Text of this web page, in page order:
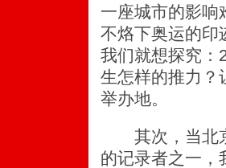
一座城市的影响
不烙下奥运的印
我们就想探究：
生怎样的推力？
举办地。
其次，当北京
的记录者之一，